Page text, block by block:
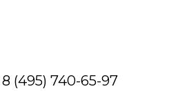
8 (495) 740-65-97